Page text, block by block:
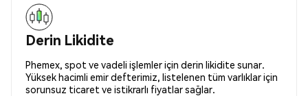
Derin Likidite
Phemex, spot ve vadeli işlemler için derin likidite sunar.
Yüksek hacimli emir defterimiz, listelenen tüm varlıklar için
sorunsuz ticaret ve istikrarlı fiyatlar sağlar.